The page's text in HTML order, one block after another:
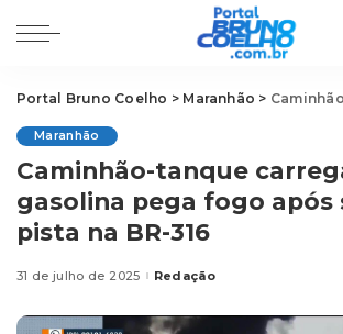
Portal Bruno Coelho > Maranhão > Caminhão-tanque
Maranhão
Caminhão-tanque
gasolina pega fogo após
pista na BR-316
31 de julho de 2025Posted
Redação